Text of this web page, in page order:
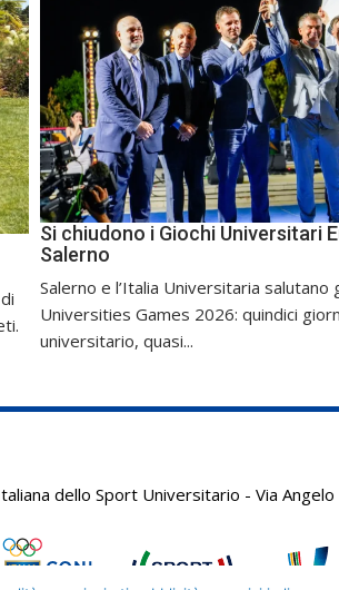
Si chiudono i Giochi Universitari
Salerno
Salerno e l’Italia Universitaria salutano
Universities Games 2026: quindici
universitario, quasi...
dello Sport Universitario - Via